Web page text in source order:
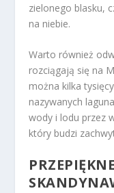
zielonego blasku,
na niebie.
Warto również
rozciągają się na
można kilka
nazywanych
wody i lodu przez
który budzi